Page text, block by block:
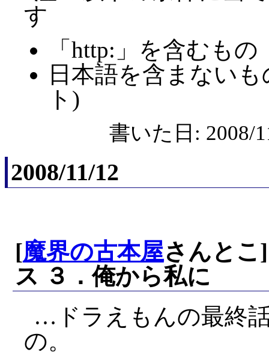
す
「http:」を含むもの
日本語を含まない
ト)
書いた日: 2008/
2008/11/12
[魔界の古本屋さんとこ
ス ３．俺から私に
…ドラえもんの最終
の。